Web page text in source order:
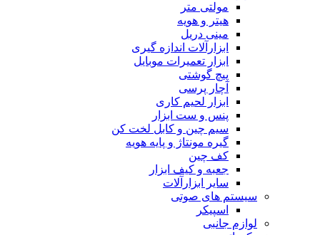
مولتی متر
هیتر و هویه
مینی دریل
ابزارآلات اندازه گیری
ابزار تعمیرات موبایل
پیچ گوشتی
آچار پرسی
ابزار لحیم کاری
پنس و ست ابزار
سیم چین و کابل لخت کن
گیره مونتاژ و پایه هویه
کف چین
جعبه و کیف ابزار
سایر ابزارآلات
سیستم های صوتی
اسپیکر
لوازم جانبی